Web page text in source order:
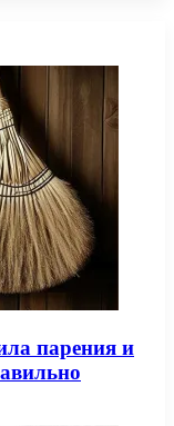
парения и